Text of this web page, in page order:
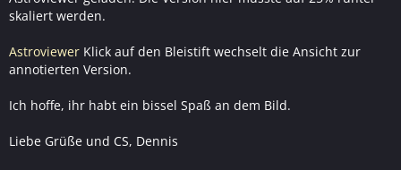
skaliert werden.
Astroviewer Klick auf den Bleistift wechselt die Ansicht zur
annotierten Version.
Ich hoffe, ihr habt ein bissel Spaß an dem Bild.
Liebe Grüße und CS, Dennis